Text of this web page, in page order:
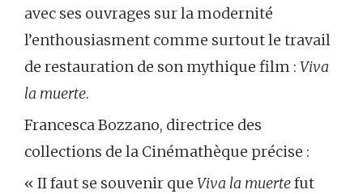
avec ses ouvrages sur la modernité
l’enthousiasment comme surtout le travail
de restauration de son mythique film : Viva
la muerte.
Francesca Bozzano, directrice des
collections de la Cinémathèque précise :
« II faut se souvenir que Viva la muertefut